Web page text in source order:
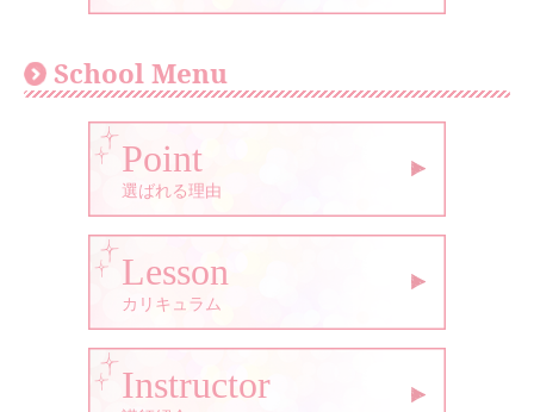
School Menu
Point
選ばれる理由
Lesson
カリキュラム
Instructor